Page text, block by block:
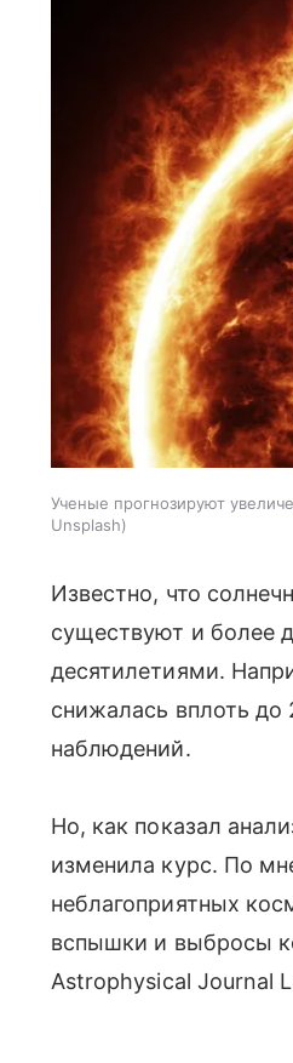
Ученые прогнозируют
Unsplash
Известно, что
существуют и более
десятилетиями.
снижалась вплоть
наблюдений.
Но, как показал
изменила курс. По
неблагоприятных
вспышки и выбросы
Astrophysical Journal